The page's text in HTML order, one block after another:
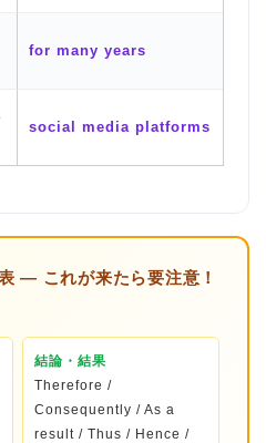
for many years
social media platforms
— これが来たら要注意！
結論・結果
Therefore /
Consequently / As a
result / Thus / Hence /